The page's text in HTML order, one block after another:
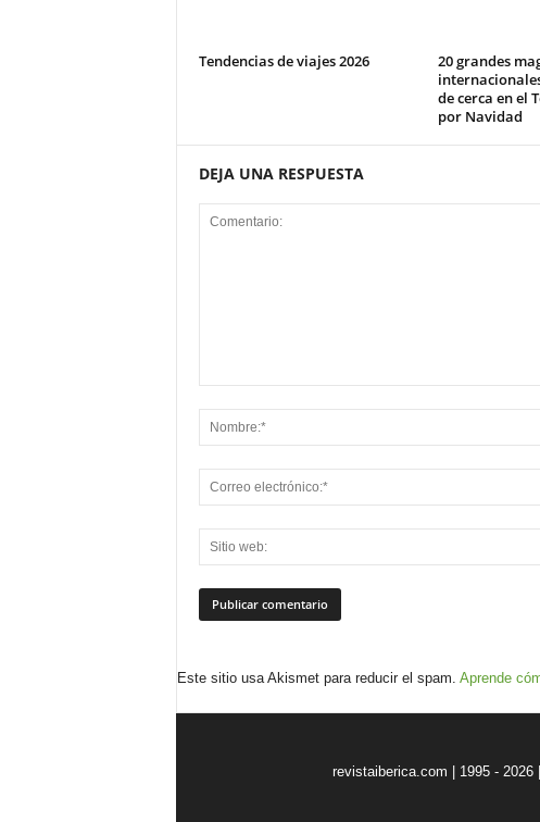
Tendencias de viajes 2026
20 grandes
de cerca en el
por Navidad
DEJA UNA RESPUESTA
Este sitio usa Akismet para reducir el spam. Aprende
revistaiberica.com | 1995 -